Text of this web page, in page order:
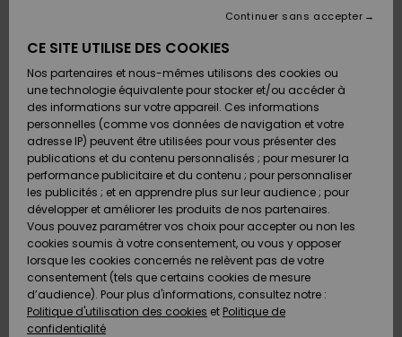
Chaussures
& Tongs
Surf
Snow
Nouveautés
Chaussures
& Tongs
Surf
Snow
Nouveautés
FEMME
A
Découvrir
Snow
SURF
Surf
Shop
Enfant
Highlights
Communauté
SNOW
Snow
Shop
Enfant
Snow
Shop
Femme
A
Découvrir
Communauté
OUTLET
Enfant
Outlet
Femme
AIDE &
CONTACT
Retours
Paiement
Carte
Cadeau
Quiksilver
Freedom
Protection
des
MAGASINS
CE SITE UTILISE DES COOKIES
Nos partenaires et nous-mêmes utilisons des cookies ou
une technologie équivalente pour stocker et/ou accéder à
des informations sur votre appareil. Ces informations
personnelles (comme vos données de navigation et votre
adresse IP) peuvent être utilisées pour vous présenter des
publications et du contenu personnalisés ; pour mesurer la
performance publicitaire et du contenu ; pour personnaliser
les publicités ; et en apprendre plus sur leur audience ; pour
développer et améliorer les produits de nos partenaires.
Vous pouvez paramétrer vos choix pour accepter ou non les
cookies soumis à votre consentement, ou vous y opposer
lorsque les cookies concernés ne relèvent pas de votre
consentement (tels que certains cookies de mesure
d’audience). Pour plus d'informations, consultez notre :
Politique d'utilisation des cookies et Politique de
confidentialité
Continuer sans accepter